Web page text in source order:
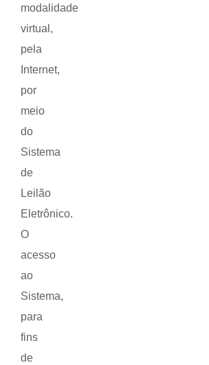
modalidade
virtual,
pela
Internet,
por
meio
do
Sistema
de
Leilão
Eletrônico.
O
acesso
ao
Sistema,
para
fins
de